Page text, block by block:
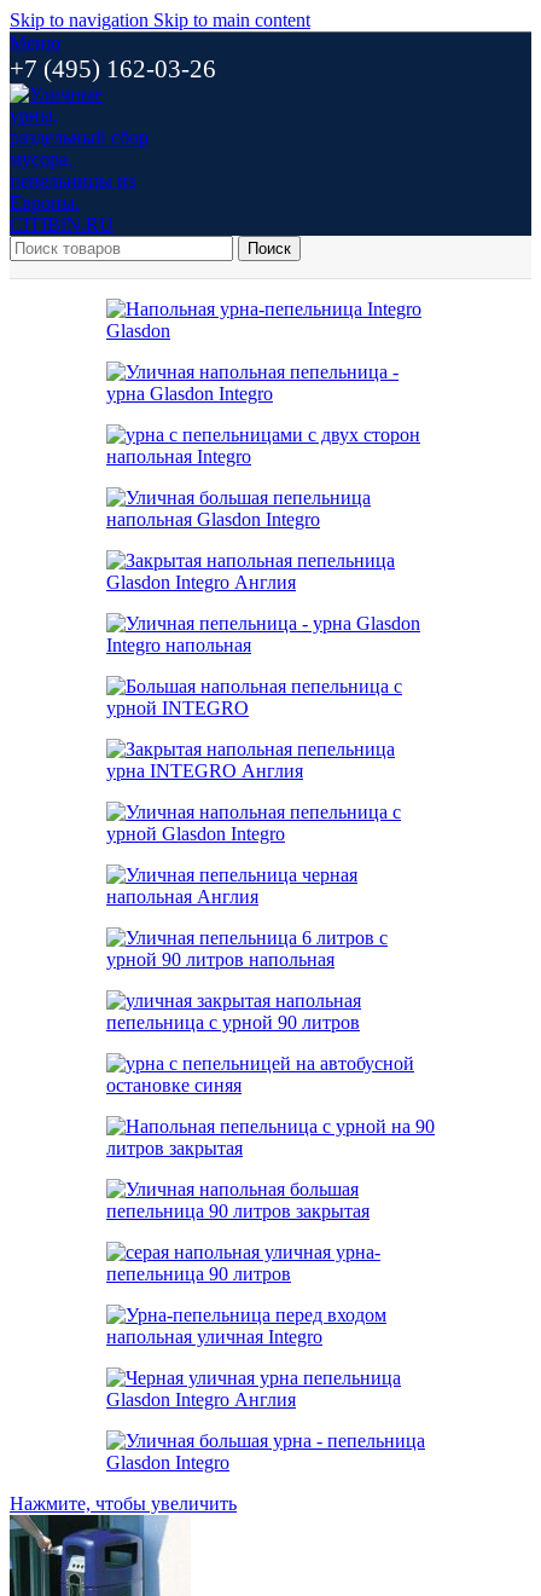
Skip to navigation Skip to main content
Меню
+7 (495) 162-03-26
Поиск
Нажмите, чтобы увеличить